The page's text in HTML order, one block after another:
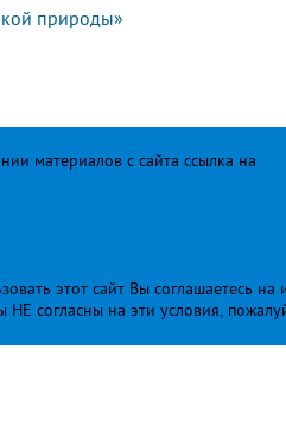
природы»
материалов с сайта ссылка на
этот сайт Вы соглашаетесь
НЕ согласны на эти условия,